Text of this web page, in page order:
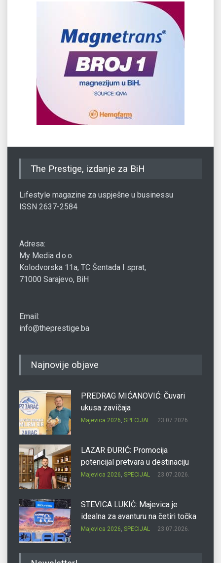
The Prestige, izdanje za BiH
Lifestyle magazine za uspješne u businessu
ISSN 2637-2584
Adresa:
My Media d.o.o.
Kolodvorska 11a, TC Šentada I sprat,
71000 Sarajevo, BiH
Email:
info@theprestige.ba
Najnovije objave
PREDRAG MIĆANOVIĆ: Čuvari
ukusa zavičaja
Majevica 2026, SPECIJAL 23.07.2026.
LAZAR ĐURIĆ: Promocija
potencijal pretvara u destinaciju
Majevica 2026, SPECIJAL 23.07.2026.
STEVICA LUKIĆ: Majevica je
idealna za avanturu na četiri točka
Majevica 2026, SPECIJAL 23.07.2026.